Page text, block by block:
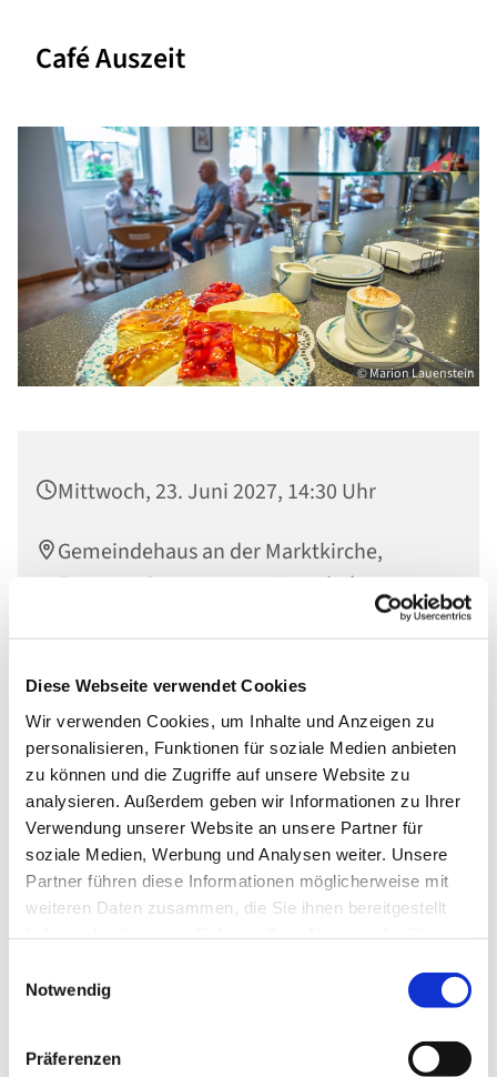
Diese Webseite verwendet Cookies
Wir verwenden Cookies, um Inhalte und Anzeigen zu
personalisieren, Funktionen für soziale Medien anbieten
zu können und die Zugriffe auf unsere Website zu
analysieren. Außerdem geben wir Informationen zu Ihrer
Verwendung unserer Website an unsere Partner für
soziale Medien, Werbung und Analysen weiter. Unsere
Partner führen diese Informationen möglicherweise mit
weiteren Daten zusammen, die Sie ihnen bereitgestellt
Notwendig
Präferenzen
Café Auszeit
© Marion Lauenstein
Mittwoch, 23. Juni 2027, 14:30 Uhr
Gemeindehaus an der Marktkirche,
Engerser Str. 34, 56564 Neuwied